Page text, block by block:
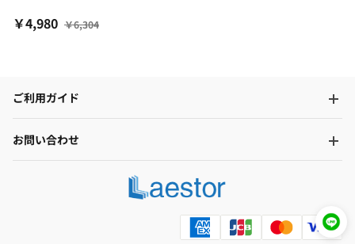
￥4,980 ￥6,304
ご利用ガイド
お問い合わせ